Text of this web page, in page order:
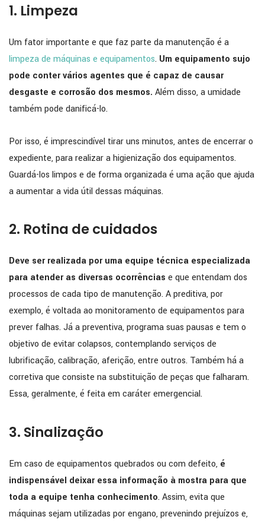
1. Limpeza
Um fator importante e que faz parte da manutenção é a
limpeza de máquinas e equipamentos. Um equipamento sujo
pode conter vários agentes que é capaz de causar
desgaste e corrosão dos mesmos. Além disso, a umidade
também pode danificá-lo.
Por isso, é imprescindível tirar uns minutos, antes de encerrar o
expediente, para realizar a higienização dos equipamentos.
Guardá-los limpos e de forma organizada é uma ação que ajuda
a aumentar a vida útil dessas máquinas.
2. Rotina de cuidados
Deve ser realizada por uma equipe técnica especializada
para atender as diversas ocorrências e que entendam dos
processos de cada tipo de manutenção. A preditiva, por
exemplo, é voltada ao monitoramento de equipamentos para
prever falhas. Já a preventiva, programa suas pausas e tem o
objetivo de evitar colapsos, contemplando serviços de
lubrificação, calibração, aferição, entre outros. Também há a
corretiva que consiste na substituição de peças que falharam.
Essa, geralmente, é feita em caráter emergencial.
3. Sinalização
Em caso de equipamentos quebrados ou com defeito, é
indispensável deixar essa informação à mostra para que
toda a equipe tenha conhecimento. Assim, evita que
máquinas sejam utilizadas por engano, prevenindo prejuízos e,